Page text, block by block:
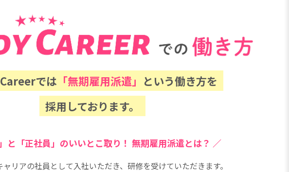
では 「無期雇用派遣」 という働き方を
採用しております。
と「正社員」のいいとこ取り！ 無期雇用派遣とは？ ／
ャリアの社員として入社いただき、研修を受けていただきます。